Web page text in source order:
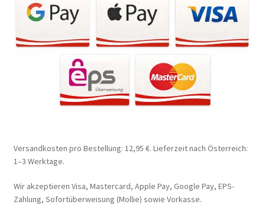
Versandkosten pro Bestellung: 12,95 €. Lieferzeit nach Österreich:
1–3 Werktage.
Wir akzeptieren Visa, Mastercard, Apple Pay, Google Pay, EPS-
Zahlung, Sofortüberweisung (Mollie) sowie Vorkasse.